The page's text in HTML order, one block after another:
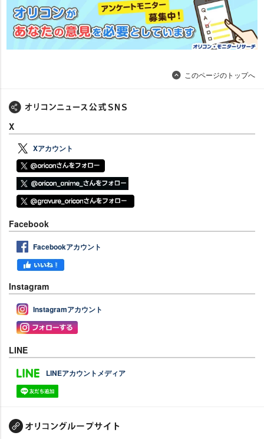
このページのトップへ
X
Xアカウント
Facebook
Facebookアカウント
Instagram
Instagramアカウント
LINE
LINEアカウントメディア